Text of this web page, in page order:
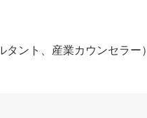
タント、産業カウンセラー